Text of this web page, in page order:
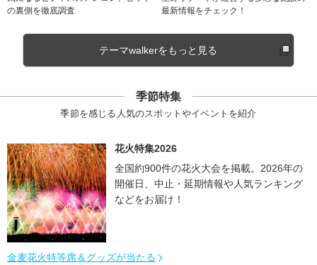
の裏側を徹底調査
最新情報をチェック！
テーマwalkerをもっと見る
季節特集
季節を感じる人気のスポットやイベントを紹介
花火特集2026
全国約900件の花火大会を掲載。2026年の
開催日、中止・延期情報や人気ランキング
などをお届け！
金麦花火特等席＆グッズが当たる